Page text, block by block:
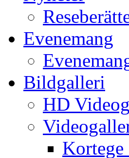
Evenemang
Bildgalleri
HD
Kortege